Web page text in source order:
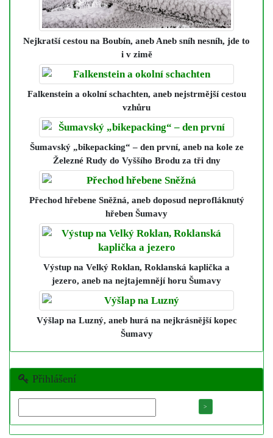
Nejkratší cestou na Boubín, aneb Aneb sníh nesníh, jde to
i v zimě
Falkenstein a okolní schachten, aneb nejstrmější cestou
vzhůru
Šumavský „bikepacking“ – den první, aneb na kole ze
Železné Rudy do Vyššího Brodu za tři dny
Přechod hřebene Sněžná, aneb doposud neprofláknutý
hřeben Šumavy
Výstup na Velký Roklan, Roklanská kaplička a
jezero, aneb na nejtajemnějí horu Šumavy
Výšlap na Luzný, aneb hurá na nejkrásnější kopec
Šumavy
Přihlášení